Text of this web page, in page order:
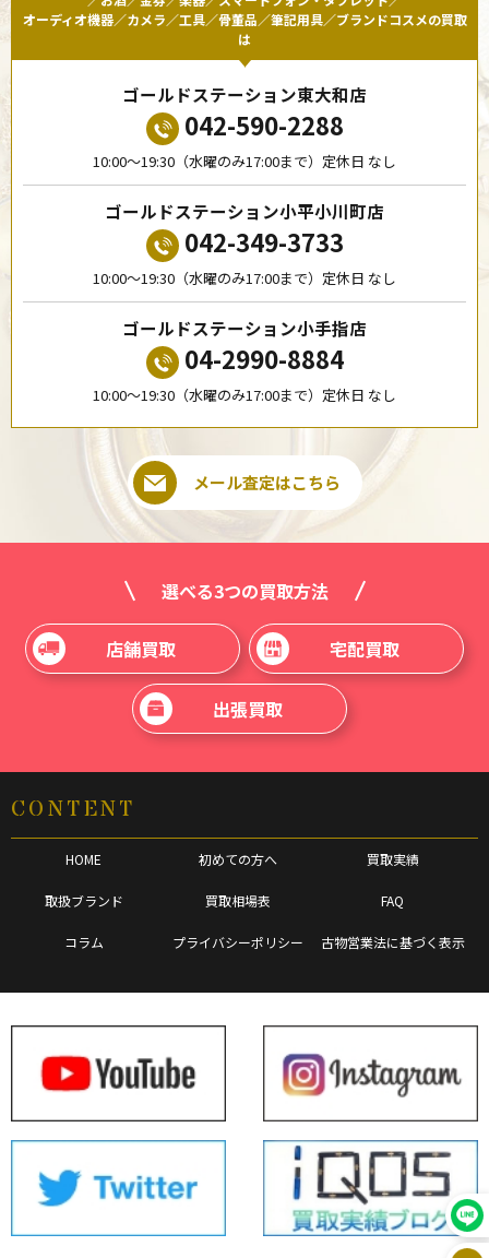
オーディオ機器／カメラ／工具／骨董品／筆記用具／ブランドコスメの買取
は
ゴールドステーション東大和店
042-590-2288
10:00〜19:30（水曜のみ17:00まで）定休日 なし
ゴールドステーション小平小川町店
042-349-3733
10:00〜19:30（水曜のみ17:00まで）定休日 なし
ゴールドステーション小手指店
04-2990-8884
10:00〜19:30（水曜のみ17:00まで）定休日 なし
メール査定はこちら
選べる3つの買取方法
店舗買取 宅配買取
出張買取
CONTENT
HOME 初めての方へ 買取実績
取扱ブランド 買取相場表 FAQ
コラム プライバシーポリシー 古物営業法に基づく表示